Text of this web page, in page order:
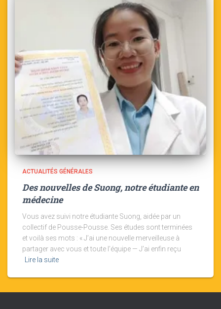
ACTUALITÉS GÉNÉRALES
Des nouvelles de Suong, notre étudiante en
médecine
Vous avez suivi notre étudiante Suong, aidée par un
collectif de Pousse-Pousse. Ses études sont terminées
et voilà ses mots : « J’ai une nouvelle merveilleuse à
partager avec vous et toute l’équipe — J’ai enfin reçu
Lire la suite